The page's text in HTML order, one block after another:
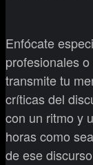
Enfócate
profesionales
transmite tu
críticas del
con un ritmo y
horas como
de ese